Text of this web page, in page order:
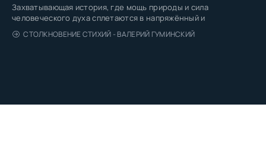
Захватывающая история, где мощь природы и сила
человеческого духа сплетаются в напряжённый и
СТОЛКНОВЕНИЕ СТИХИЙ - ВАЛЕРИЙ ГУМИНСКИЙ